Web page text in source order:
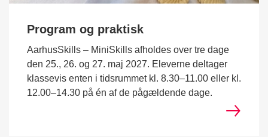
Program og praktisk
AarhusSkills – MiniSkills afholdes over tre dage
den 25., 26. og 27. maj 2027. Eleverne deltager
klassevis enten i tidsrummet kl. 8.30–11.00 eller kl.
12.00–14.30 på én af de pågældende dage.